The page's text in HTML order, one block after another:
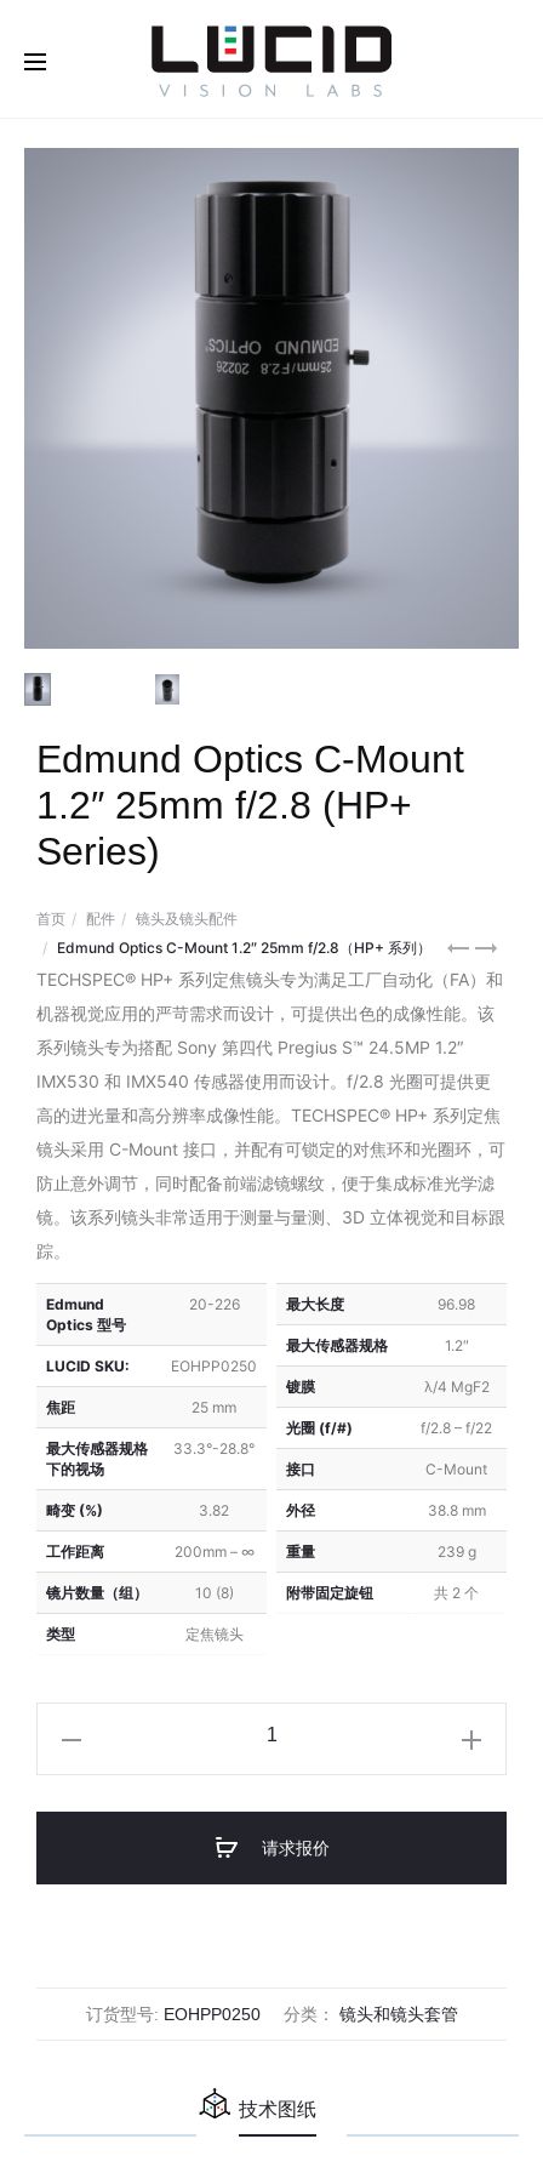
Edmund Optics C-Mount
1.2″ 25mm f/2.8 (HP+
Series)
首页 配件
镜头及镜头配件
Edmund Optics C-Mount 1.2″ 25mm f/2.8（HP+ 系列）
Edmund
Optics
C-
16mm
f/1.6（C
系
列）
Edmund
Optics
C-
35mm
f/1.65（C
系
列）
TECHSPEC® HP+ 系列定焦镜头专为满足工厂自动化（FA）和
机器视觉应用的严苛需求而设计，可提供出色的成像性能。该
系列镜头专为搭配 Sony 第四代 Pregius S™ 24.5MP 1.2″
IMX530 和 IMX540 传感器使用而设计。f/2.8 光圈可提供更
高的进光量和高分辨率成像性能。TECHSPEC® HP+ 系列定焦
镜头采用 C-Mount 接口，并配有可锁定的对焦环和光圈环，可
防止意外调节，同时配备前端滤镜螺纹，便于集成标准光学滤
镜。该系列镜头非常适用于测量与量测、3D 立体视觉和目标跟
踪。
Edmund
Optics 型号
20-226
LUCID SKU: EOHPP0250
焦距 25 mm
最大传感器规格
下的视场
33.3°-28.8°
畸变 (%) 3.82
工作距离 200mm – ∞
镜片数量（组） 10 (8)
类型 定焦镜头
最大长度 96.98
最大传感器规格 1.2″
镀膜 λ/4 MgF2
光圈 (f/#) f/2.8 – f/22
接口 C-Mount
外径 38.8 mm
重量 239 g
附带固定旋钮 共 2 个
请求报价
订货型号: EOHPP0250 分类： 镜头和镜头套管
技术图纸